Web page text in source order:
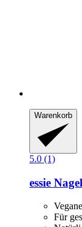
Warenkorb
5.0 (1)
essie
Für